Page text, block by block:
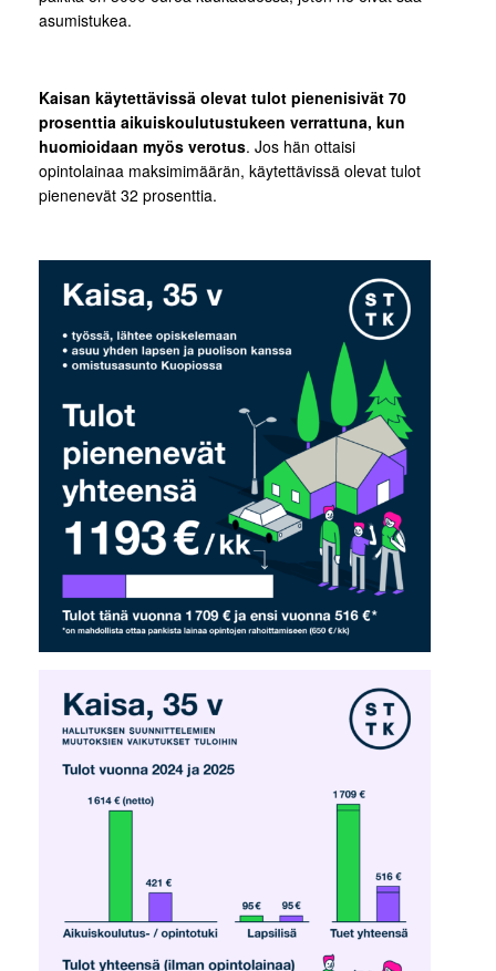
asumistukea.
Kaisan käytettävissä olevat tulot pienenisivät 70
prosenttia aikuiskoulutustukeen verrattuna, kun
huomioidaan myös verotus. Jos hän ottaisi
opintolainaa maksimimäärän, käytettävissä olevat tulot
pienenevät 32 prosenttia.